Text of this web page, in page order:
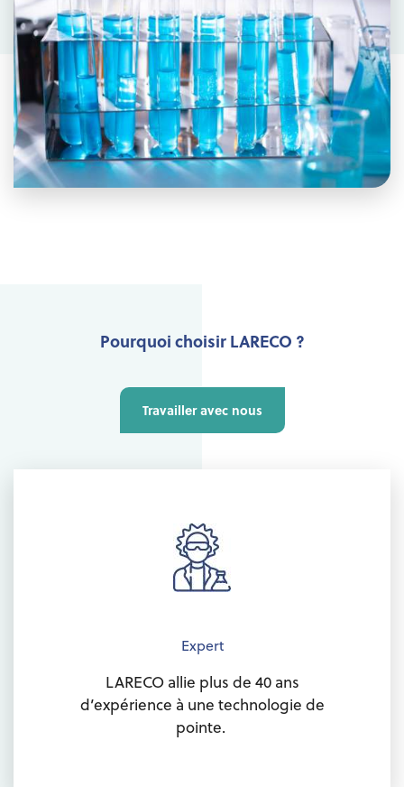
Pourquoi choisir LARECO ?
Travailler avec nous
Expert
LARECO allie plus de 40 ans
d’expérience à une technologie de
pointe.